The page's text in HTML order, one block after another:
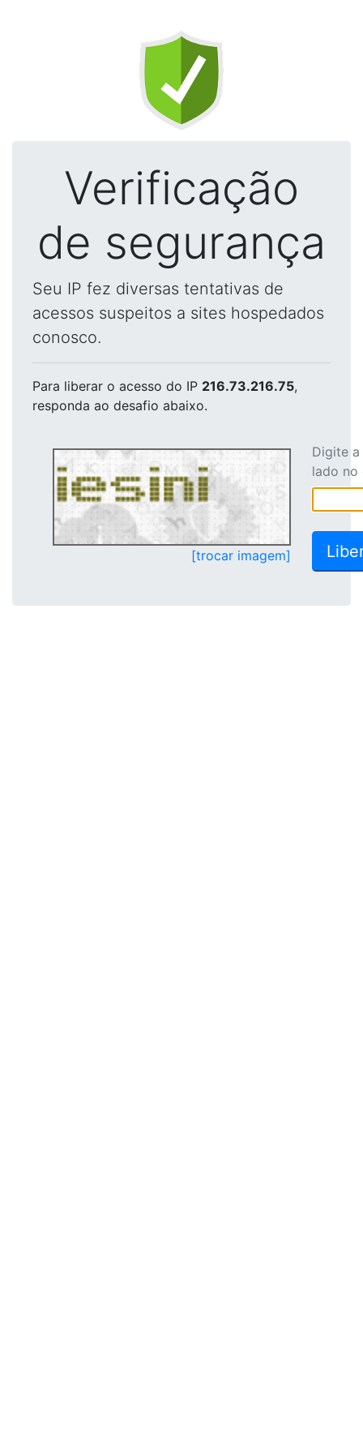
Verificação
de segurança
Seu IP fez diversas tentativas de
acessos suspeitos a sites hospedados
conosco.
Para liberar o acesso do IP 216.73.216.75,
responda ao desafio abaixo.
[trocar imagem]
Digite
lado no